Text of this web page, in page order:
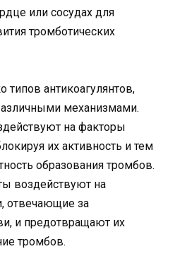
или сосудах для
тромботических
типов антикоагулянтов,
механизмами.
на факторы
их активность и тем
образования тромбов.
воздействуют на
отвечающие за
и предотвращают их
тромбов.